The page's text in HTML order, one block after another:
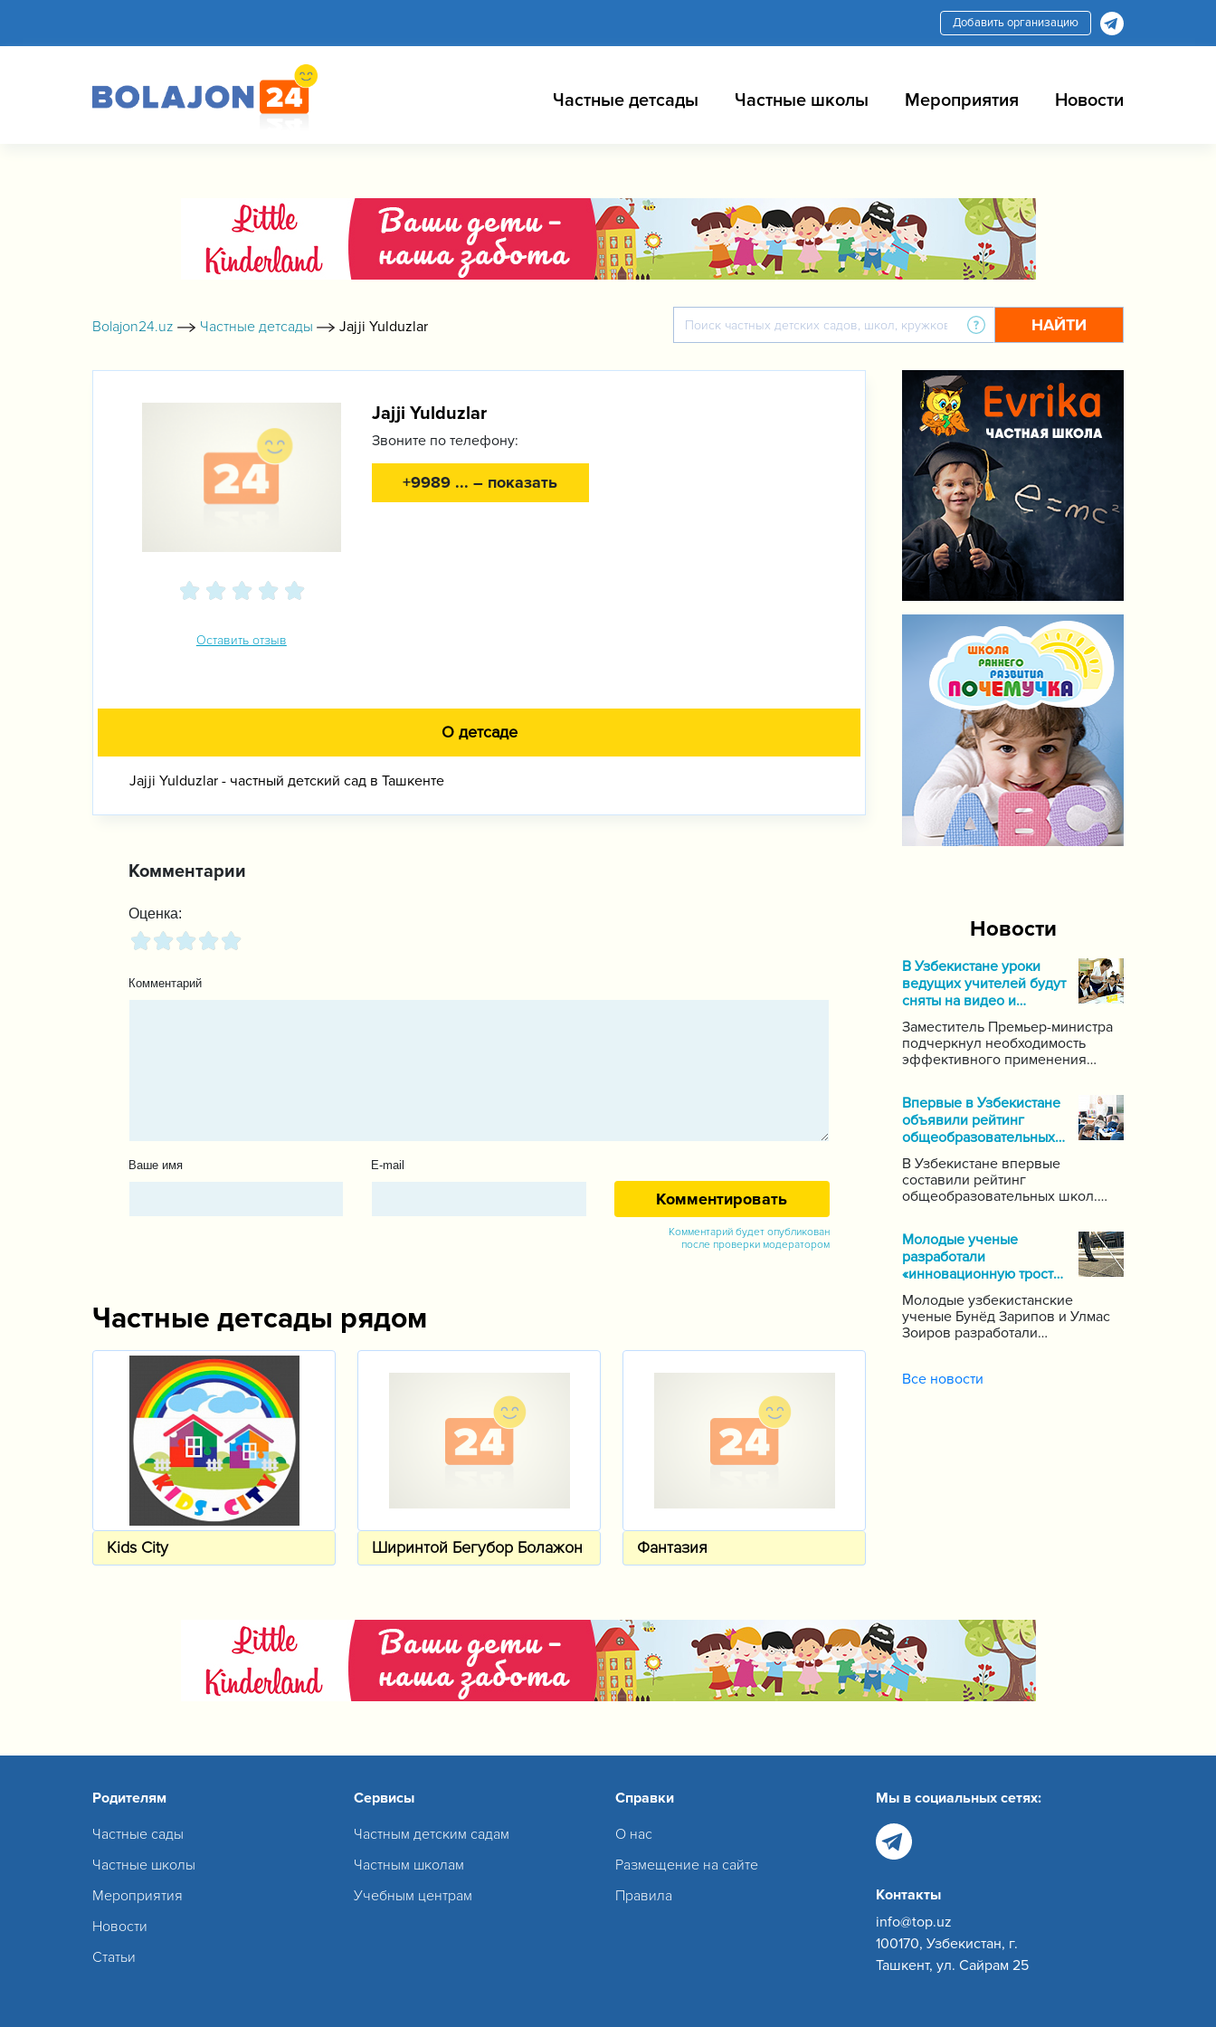
Добавить организацию
Частные детсады Частные школы Мероприятия Новости
Bolajon24.uz Частные детсады Jajji Yulduzlar НАЙТИ
Оставить отзыв
Jajji Yulduzlar
Звоните по телефону:
+9989 ... – показать
О детсаде
Jajji Yulduzlar - частный детский сад в Ташкенте
Комментарии
Оценка:
Комментарий
Ваше имя E-mail
Комментарий будет опубликован
после проверки модератором
Частные детсады рядом
Kids City Ширинтой Бегубор Болажон Фантазия
Новости
В Узбекистане уроки
ведущих учителей будут
сняты на видео и
выложены в Интернет
Заместитель Премьер-министра
подчеркнул необходимость
эффективного применения
и коммуникационных технологий
в данной области. Он поручил
создать систему для
размещения в интернете видео-
уроков самых ведущих учителей
по каждому предмету.
Впервые в Узбекистане
объявили рейтинг
общеобразовательных
школ
В Узбекистане впервые
составили рейтинг
общеобразовательных школ.
почти 1000 школ по стране,
сообщает пресс-служба
Государственной инспекции по
надзору за качеством
образования при Кабинете
Министров Республики
Узбекистан.
Молодые ученые
разработали
«инновационную трость»
для слепых
Молодые узбекистанские
ученые Бунёд Зарипов и Улмас
Зоиров разработали
слуха.
Все новости
Родителям
Частные сады
Частные школы
Мероприятия
Новости
Статьи
Сервисы
Частным детским садам
Частным школам
Учебным центрам
Справки
О нас
Размещение на сайте
Правила
Мы в социальных сетях:
Контакты
info@top.uz
100170, Узбекистан, г.
Ташкент, ул. Сайрам 25